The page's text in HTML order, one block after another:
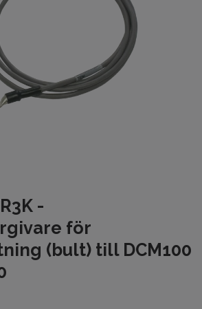
-
för
(bult) till DCM100